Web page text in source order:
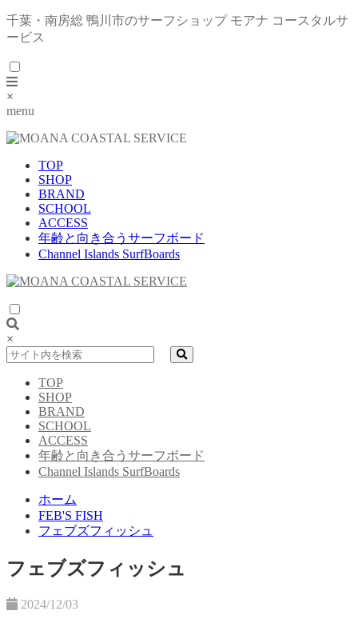
千葉・南房総 鴨川市のサーフショップ モアナ コースタルサ
ービス
×
menu
TOP
SHOP
BRAND
SCHOOL
ACCESS
年齢と向き合うサーフボード
Channel Islands SurfBoards
×
TOP
SHOP
BRAND
SCHOOL
ACCESS
年齢と向き合うサーフボード
Channel Islands SurfBoards
ホーム
FEB'S FISH
フェブズフィッシュ
フェブズフィッシュ
2024/12/03